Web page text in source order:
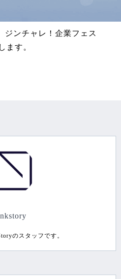
ンチャレ！企業フェス
す。
のスタッフです。